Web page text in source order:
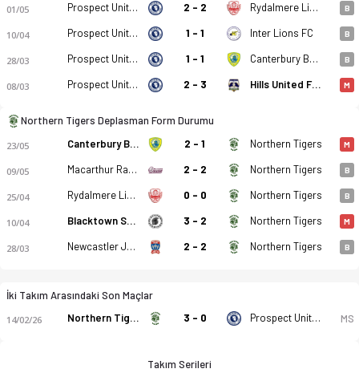
Prospect United - Northern Tigers 0-3 bitti. Gol anları,
01/05 Prospect United 2 - 2 Rydalmere Lions FC B
10/04 Prospect United 1 - 1 Inter Lions FC B
28/03 Prospect United 1 - 1 Canterbury Bankstown FC B
08/03 Prospect United 2 - 3 Hills United FC Brumbies M
Northern Tigers Deplasman Form Durumu
23/05 Canterbury Bankstown FC 2 - 1 Northern Tigers M
09/05 Macarthur Rams 2 - 2 Northern Tigers B
25/04 Rydalmere Lions FC 0 - 0 Northern Tigers B
10/04 Blacktown Spartans 3 - 2 Northern Tigers M
28/03 Newcastler Jets Gençler 2 - 2 Northern Tigers B
İki Takım Arasındaki Son Maçlar
14/02/26 Northern Tigers 3 - 0 Prospect United MS
Takım Serileri